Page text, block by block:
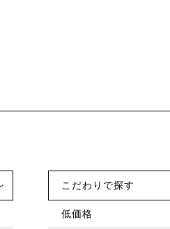
こだわりで探す
低価格